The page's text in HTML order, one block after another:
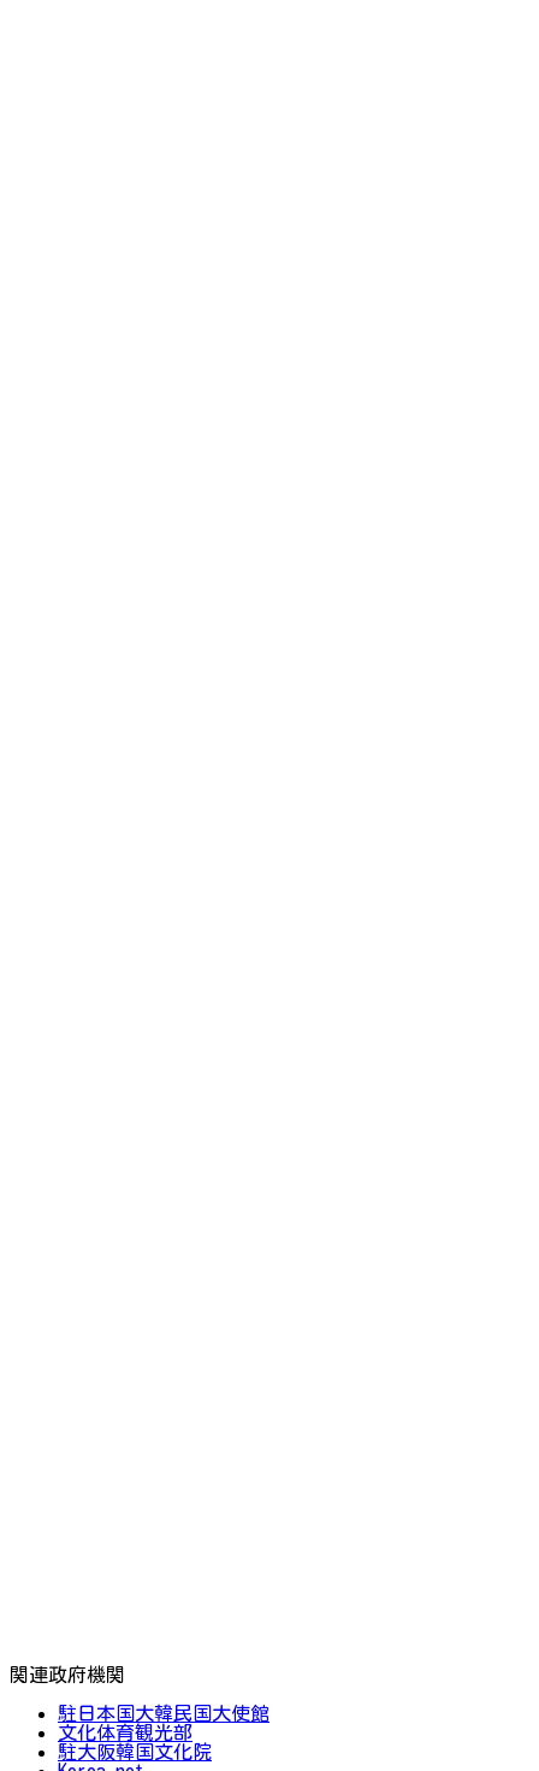
関連政府機関
駐日本国大韓民国大使館
文化体育観光部
駐大阪韓国文化院